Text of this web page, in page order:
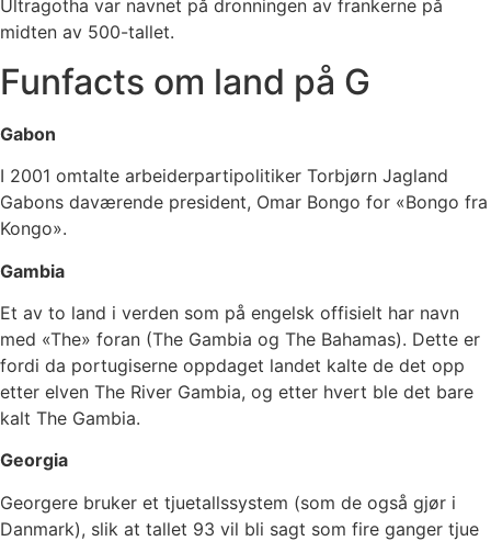
Ultragotha var navnet på dronningen av frankerne på
midten av 500-tallet.
Funfacts om land på G
Gabon
I 2001 omtalte arbeiderpartipolitiker Torbjørn Jagland
Gabons daværende president, Omar Bongo for «Bongo fra
Kongo».
Gambia
Et av to land i verden som på engelsk offisielt har navn
med «The» foran (The Gambia og The Bahamas). Dette er
fordi da portugiserne oppdaget landet kalte de det opp
etter elven The River Gambia, og etter hvert ble det bare
kalt The Gambia.
Georgia
Georgere bruker et tjuetallssystem (som de også gjør i
Danmark), slik at tallet 93 vil bli sagt som fire ganger tjue